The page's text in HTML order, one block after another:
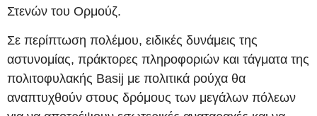
Στενών του Ορμούζ.
Σε περίπτωση πολέμου, ειδικές δυνάμεις της
αστυνομίας, πράκτορες πληροφοριών και τάγματα της
πολιτοφυλακής Basij με πολιτικά ρούχα θα
αναπτυχθούν στους δρόμους των μεγάλων πόλεων